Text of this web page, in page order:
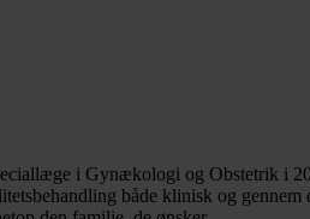
i Gynækologi og Obstetrik i
både klinisk og gennem